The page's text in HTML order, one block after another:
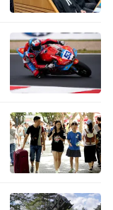
、盐化工、煤
化工、化工新
业体系。还
等基础化工原
业降低生产成
支撑。